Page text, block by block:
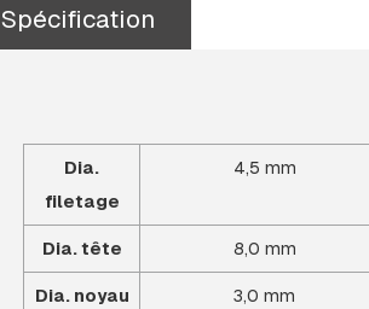
Spécification
Dia.
filetage
4,5 mm
Dia. tête 8,0 mm
Dia. noyau 3,0 mm